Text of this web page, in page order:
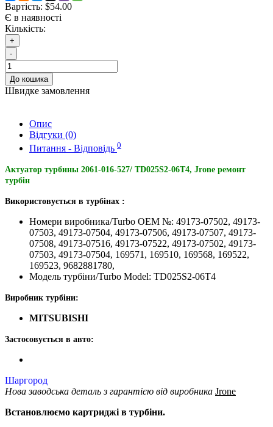
Вартість: $54.00
Є в наявності
Кількість:
+
-
До кошика
Швидке замовлення
Опис
Відгуки (0)
Питання - Відповідь 0
Актуатор турбины 2061-016-527/ TD025S2-06T4, Jrone ремонт
турбін
Використовується в турбінах :
Номери виробника/Turbo OEM №: 49173-07502, 49173-
07503, 49173-07504, 49173-07506, 49173-07507, 49173-
07508, 49173-07516, 49173-07522, 49173-07502, 49173-
07503, 49173-07504, 169571, 169510, 169568, 169522,
169523, 9682881780,
Модель турбіни/Turbo Model: TD025S2-06T4
Виробник турбіни:
MITSUBISHI
Застосовується в авто:
Шаргород
Нова заводська деталь з гарантією від виробника Jrone
Встановлюємо картриджі в турбіни.